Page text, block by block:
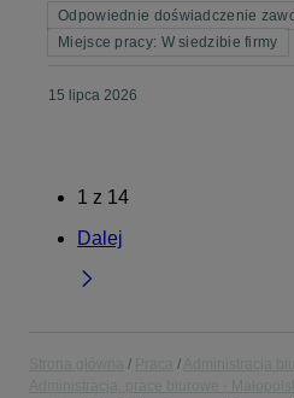
Odpowiednie doświadczenie
Miejsce pracy: W siedzibie firmy
15 lipca 2026
1 z 14
Dalej